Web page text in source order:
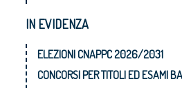
IN EVIDENZA
ELEZIONI CNAPPC 2026/2031
CONCORSI PER TITOLI ED ESAMI